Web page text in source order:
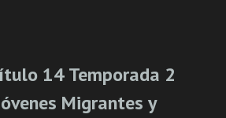
14 Temporada 2
Migrantes y